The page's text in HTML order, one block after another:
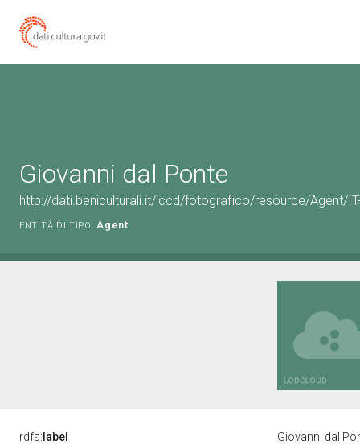
Giovanni dal Ponte
http://dati.beniculturali.it/iccd/fotografico/resource/Agent/
ENTITÀ DI TIPO: Agent
rdfs: label Giovanni dal